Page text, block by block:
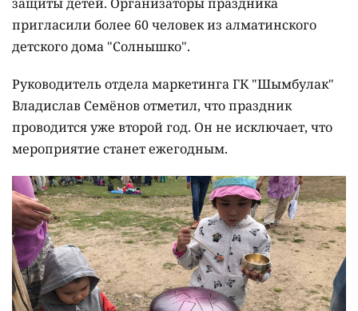
пригласили более 60 человек из алматинского
детского дома "Солнышко".
Руководитель отдела маркетинга ГК "Шымбулак"
Владислав Семёнов отметил, что праздник
проводится уже второй год. Он не исключает, что
мероприятие станет ежегодным.